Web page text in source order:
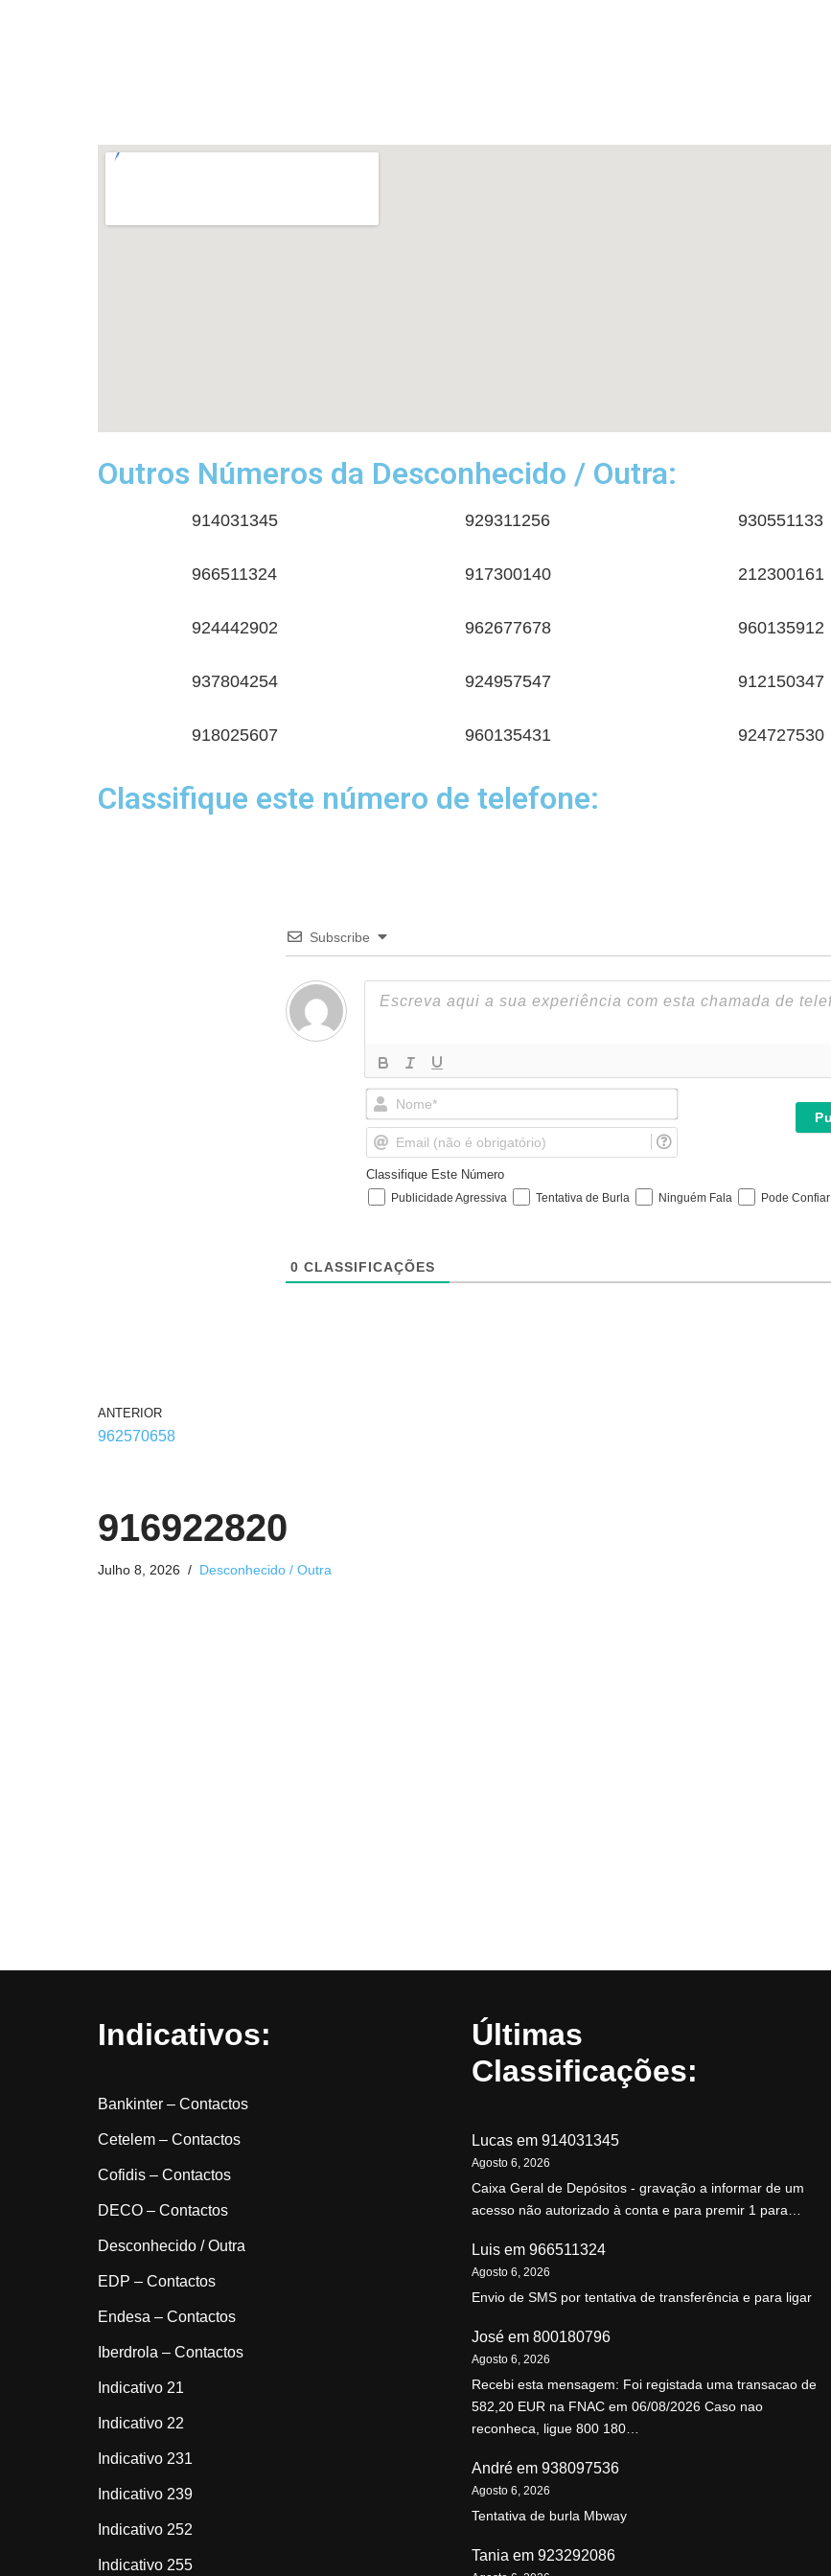
Outros Números da Desconhecido / Outra:
914031345 929311256 930551133
966511324 917300140 212300161
924442902 962677678 960135912
937804254 924957547 912150347
918025607 960135431 924727530
Classifique este número de telefone:
Subscribe
N
m
l
Classifique Este Número
Publicidade Agressiva Tentativa de Burla Ninguém Fala Pode Confiar
0 CLASSIFICAÇÕES
ANTERIOR
962570658
916922820
Julho 8, 2026 Desconhecido / Outra
Indicativos:
Bankinter – Contactos
Cetelem – Contactos
Cofidis – Contactos
DECO – Contactos
Desconhecido / Outra
EDP – Contactos
Endesa – Contactos
Iberdrola – Contactos
Indicativo 21
Indicativo 22
Indicativo 231
Indicativo 239
Indicativo 252
Indicativo 255
Últimas
Classificações:
Lucas em 914031345
Agosto 6, 2026
Caixa Geral de Depósitos - gravação a informar de um
acesso não autorizado à conta e para premir 1 para…
Luis em 966511324
Agosto 6, 2026
Envio de SMS por tentativa de transferência e para ligar
José em 800180796
Agosto 6, 2026
Recebi esta mensagem: Foi registada uma transacao de
582,20 EUR na FNAC em 06/08/2026 Caso nao
reconheca, ligue 800 180…
André em 938097536
Agosto 6, 2026
Tentativa de burla Mbway
Tania em 923292086